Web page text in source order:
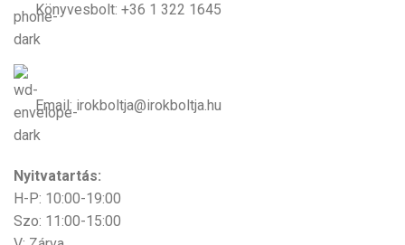
Könyvesbolt: +36 1 322 1645
Email: irokboltja@irokboltja.hu
Nyitvatartás:
H-P: 10:00-19:00
Szo: 11:00-15:00